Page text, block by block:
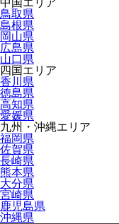
中国エリア
鳥取県
島根県
岡山県
広島県
山口県
四国エリア
香川県
徳島県
高知県
愛媛県
九州・沖縄エリア
福岡県
佐賀県
長崎県
熊本県
大分県
宮崎県
鹿児島県
沖縄県